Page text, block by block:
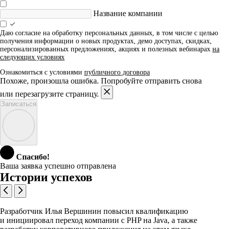
Название компании
Даю согласие на обработку персональных данных, в том числе с целью
получения информации о новых продуктах, демо доступах, скидках,
персонализированных предложениях, акциях и полезных вебинарах на
следующих условиях
Ознакомиться с условиями публичного договора
Похоже, произошла ошибка. Попробуйте отправить снова
или перезагрузите страницу.
Записаться
Спасибо!
Ваша заявка успешно отправлена
Истории успехов
Разработчик Илья Вершинин повысил квалификацию
и инициировал переход компании с PHP на Java, а также